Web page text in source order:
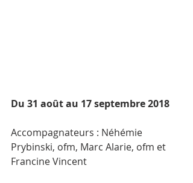
Du 31 août au 17 septembre 2018
Accompagnateurs : Néhémie
Prybinski, ofm, Marc Alarie, ofm et
Francine Vincent